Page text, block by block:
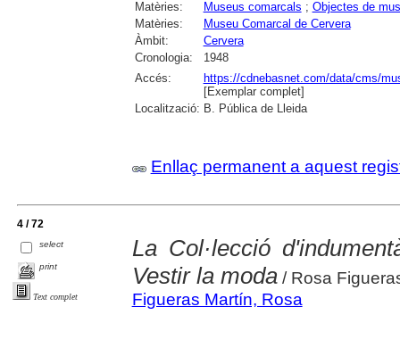
Matèries: Museus comarcals ; Objectes de
Matèries:
Museu Comarcal de Cervera
Àmbit:
Cervera
Cronologia:
1948
Accés:
https://cdnebasnet.com/data/cms/
[Exemplar complet]
Localització: B. Pública de Lleida
Enllaç permanent a aquest
4 / 72
select
print
Text complet
La Col·lecció
Vestir la moda/ Rosa
Figueras Martín, Rosa